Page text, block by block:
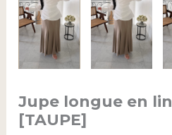
Jupe longue en lin
[TAUPE]
quantité
de
Jupe